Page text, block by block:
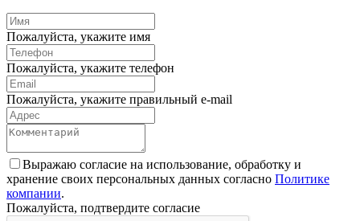
Пожалуйста, укажите имя
Пожалуйста, укажите телефон
Пожалуйста, укажите правильный e-mail
Выражаю согласие на использование, обработку и
хранение своих персональных данных согласно Политике
компании.
Пожалуйста, подтвердите согласие